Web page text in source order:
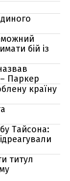
бій із
Паркер
країну
Тайсона:
титул